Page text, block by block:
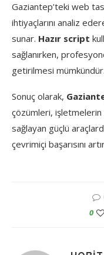
Gaziantep’teki web
ihtiyaçlarını analiz
sunar. Hazır script
sağlanırken,
getirilmesi mümkündür.
Sonuç olarak,
çözümleri, işletmelerin
sağlayan güçlü
çevrimiçi başarısını
0